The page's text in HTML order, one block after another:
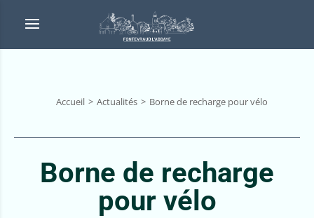
Accueil Actualités Borne de recharge pour vélo
Borne de recharge
pour vélo